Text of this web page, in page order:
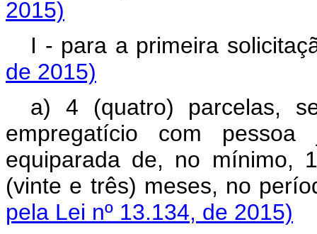
2015)
I - para a primeira
de 2015)
a) 4 (quatro) parcelas,
empregatício com
equiparada de, no mínimo,
(vinte e três) meses, no
pela Lei nº 13.134, de 2015)